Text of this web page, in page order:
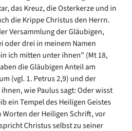
das Kreuz, die Osterkerze und in
die Krippe Christus den Herrn.
Versammlung der Gläubigen,
oder drei in meinem Namen
ich mitten unter ihnen" (Mt 18,
die Gläubigen Anteil am
(vgl. 1. Petrus 2,9) und der
wie Paulus sagt: Oder wisst
ein Tempel des Heiligen Geistes
der Heiligen Schrift, vor
Christus selbst zu seiner